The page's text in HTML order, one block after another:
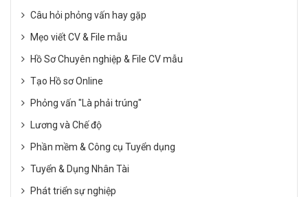
Câu hỏi phỏng vấn hay gặp
Mẹo viết CV & File mẫu
Hồ Sơ Chuyên nghiệp & File CV mẫu
Tạo Hồ sơ Online
Phỏng vấn "Là phải trúng"
Lương và Chế độ
Phần mềm & Công cụ Tuyển dụng
Tuyển & Dụng Nhân Tài
Phát triển sự nghiệp